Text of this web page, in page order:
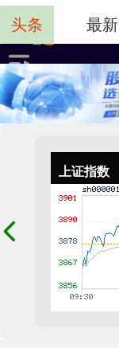
上证指数
头条 最新